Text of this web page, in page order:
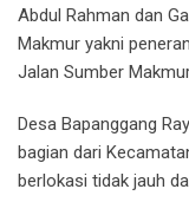
Abdul Rahman dan
Makmur yakni
Jalan Sumber
Desa Bapanggang
bagian dari
berlokasi tidak jauh